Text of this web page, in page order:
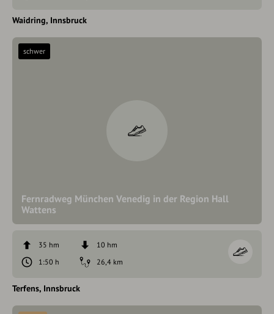
Waidring Innsbruck
Fernradweg München Venedig in der Region Hall
Wattens
schwer
35 hm
10 hm
1:50 h
26,4 km
Terfens Innsbruck